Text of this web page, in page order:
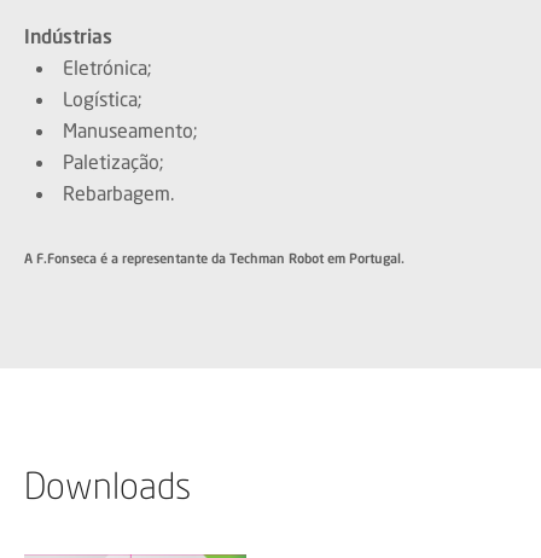
Indústrias
Eletrónica;
Logística;
Manuseamento;
Paletização;
Rebarbagem.
A F.Fonseca é a representante da Techman Robot em Portugal.
Downloads